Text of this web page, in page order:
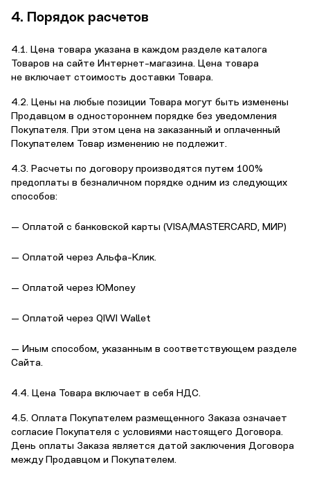
4. Порядок расчетов
4.1. Цена товара указана в каждом разделе каталога
Товаров на сайте Интернет-магазина. Цена товара
не включает стоимость доставки Товара.
4.2. Цены на любые позиции Товара могут быть изменены
Продавцом в одностороннем порядке без уведомления
Покупателя. При этом цена на заказанный и оплаченный
Покупателем Товар изменению не подлежит.
4.3. Расчеты по договору производятся путем 100%
предоплаты в безналичном порядке одним из следующих
способов:
— Оплатой с банковской карты (VISA/MASTERCARD, МИР)
— Оплатой через Альфа-Клик.
— Оплатой через ЮMoney
— Оплатой через QIWI Wallet
— Иным способом, указанным в соответствующем разделе
Сайта.
4.4. Цена Товара включает в себя НДС.
4.5. Оплата Покупателем размещенного Заказа означает
согласие Покупателя с условиями настоящего Договора.
День оплаты Заказа является датой заключения Договора
между Продавцом и Покупателем.